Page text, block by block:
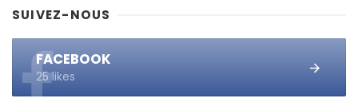
SUIVEZ-NOUS
FACEBOOK
25 likes